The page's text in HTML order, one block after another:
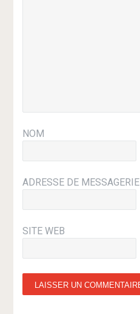
NOM
ADRESSE DE MESSAGERIE
SITE WEB